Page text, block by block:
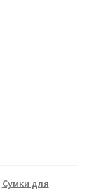
Сумки для